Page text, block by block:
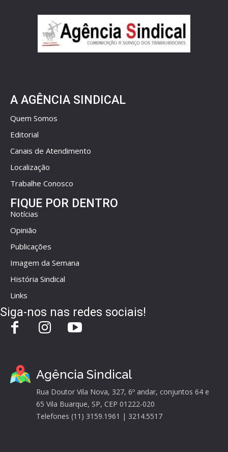
A AGÊNCIA SINDICAL
Quem Somos
Editorial
Canais de Atendimento
Localização
Trabalhe Conosco
FIQUE POR DENTRO
Notícias
Opinião
Publicações
Imagem da Semana
História Sindical
Links
Siga-nos nas redes sociais!
Agência Sindical
Rua Doutor Vila Nova, 327, 6º andar, conjuntos 64 e
65 Vila Buarque, SP, CEP 01222-020
Telefones (11) 3159.1961 | 3214.5517